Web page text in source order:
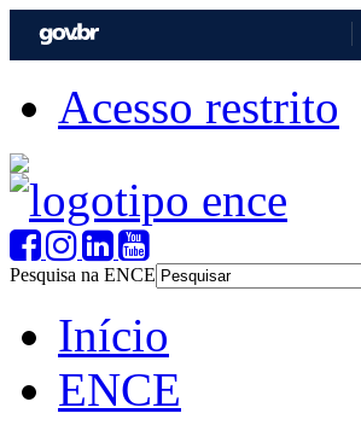
Acesso restrito
Pesquisa na ENCE
Início
ENCE